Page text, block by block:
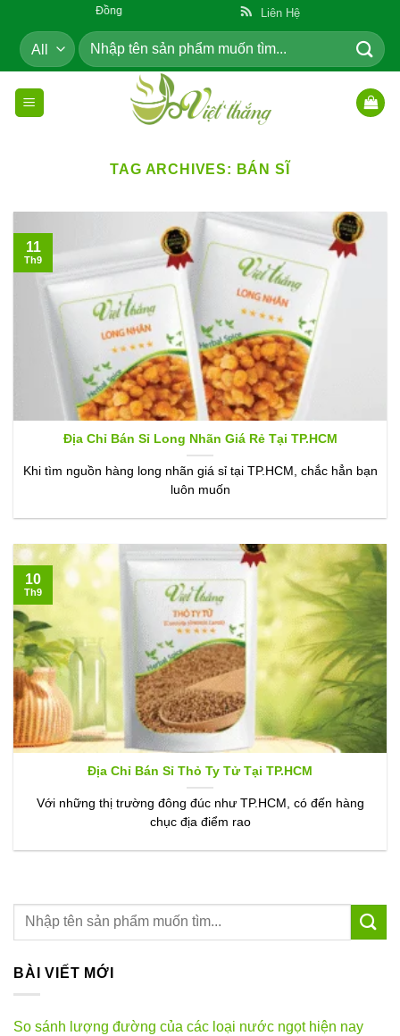
content
Cho Cộng Đồng Liên Hệ
Tìm
kiếm:
TAG ARCHIVES: BÁN SĨ
Địa Chỉ Bán Sỉ Long Nhãn Giá Rẻ Tại TP.HCM
Khi tìm nguồn hàng long nhãn giá sỉ tại TP.HCM, chắc hẳn bạn
luôn muốn
11
Th9
Địa Chỉ Bán Sỉ Thỏ Ty Tử Tại TP.HCM
Với những thị trường đông đúc như TP.HCM, có đến hàng
chục địa điểm rao
10
Th9
BÀI VIẾT MỚI
So sánh lượng đường của các loại nước ngọt hiện nay